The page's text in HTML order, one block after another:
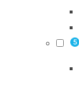
5